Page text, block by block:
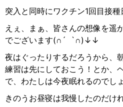
突入と同時にワクチン1回目接種
えぇ、まぁ、皆さんの想像を遥
でございます(∩ ´ ` ∩)↓↓
夜はぐったりするだろうから、
練習は先にしておこう！とか、
で、わたしは今夜眠れるのでし
きのうお昼寝は我慢したのだけ